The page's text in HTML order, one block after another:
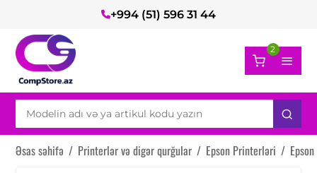
+994 (51) 596 31 44
2
Əsas səhifə / Printerlər və digər qurğular / Epson Printerləri /